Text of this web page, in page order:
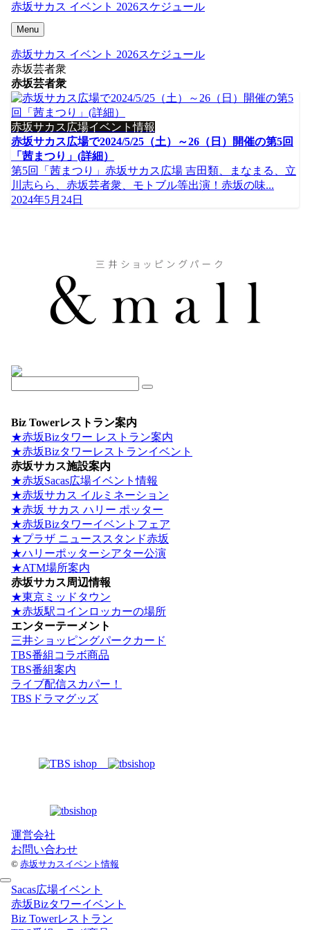
赤坂サカス イベント 2026スケジュール
Menu
赤坂サカス イベント 2026スケジュール
赤坂芸者衆
赤坂芸者衆
赤坂サカス広場イベント情報
赤坂サカス広場で2024/5/25（土）～26（日）開催の第5回
「茜まつり」(詳細）
第5回「茜まつり」赤坂サカス広場 吉田類、まなまる、立
川志らら、赤坂芸者衆、モトブル等出演！赤坂の味...
2024年5月24日
Biz Towerレストラン案内
★赤坂Bizタワー レストラン案内
★赤坂Bizタワーレストランイベント
赤坂サカス施設案内
★赤坂Sacas広場イベント情報
★赤坂サカス イルミネーション
★赤坂 サカス ハリー ポッター
★赤坂Bizタワーイベントフェア
★プラザ ニューススタンド赤坂
★ハリーポッターシアター公演
★ATM場所案内
赤坂サカス周辺情報
★東京ミッドタウン
★赤坂駅コインロッカーの場所
エンターテーメント
三井ショッピングパークカード
TBS番組コラボ商品
TBS番組案内
ライブ配信スカパー！
TBSドラマグッズ
運営会社
お問い合わせ
© 赤坂サカスイベント情報
Sacas広場イベント
赤坂Bizタワーイベント
Biz Towerレストラン